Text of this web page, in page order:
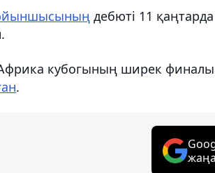
дебюті 11
Африка кубогының ширек
.